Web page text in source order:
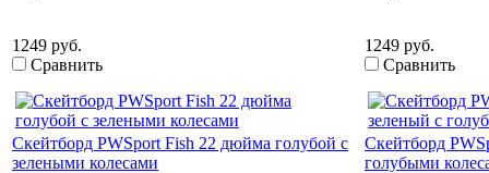
1249 руб.
Сравнить
1249 руб.
Сравнить
Скейтборд PWSport Fish 22 дюйма голубой с
зелеными колесами
Скейтборд
голубыми